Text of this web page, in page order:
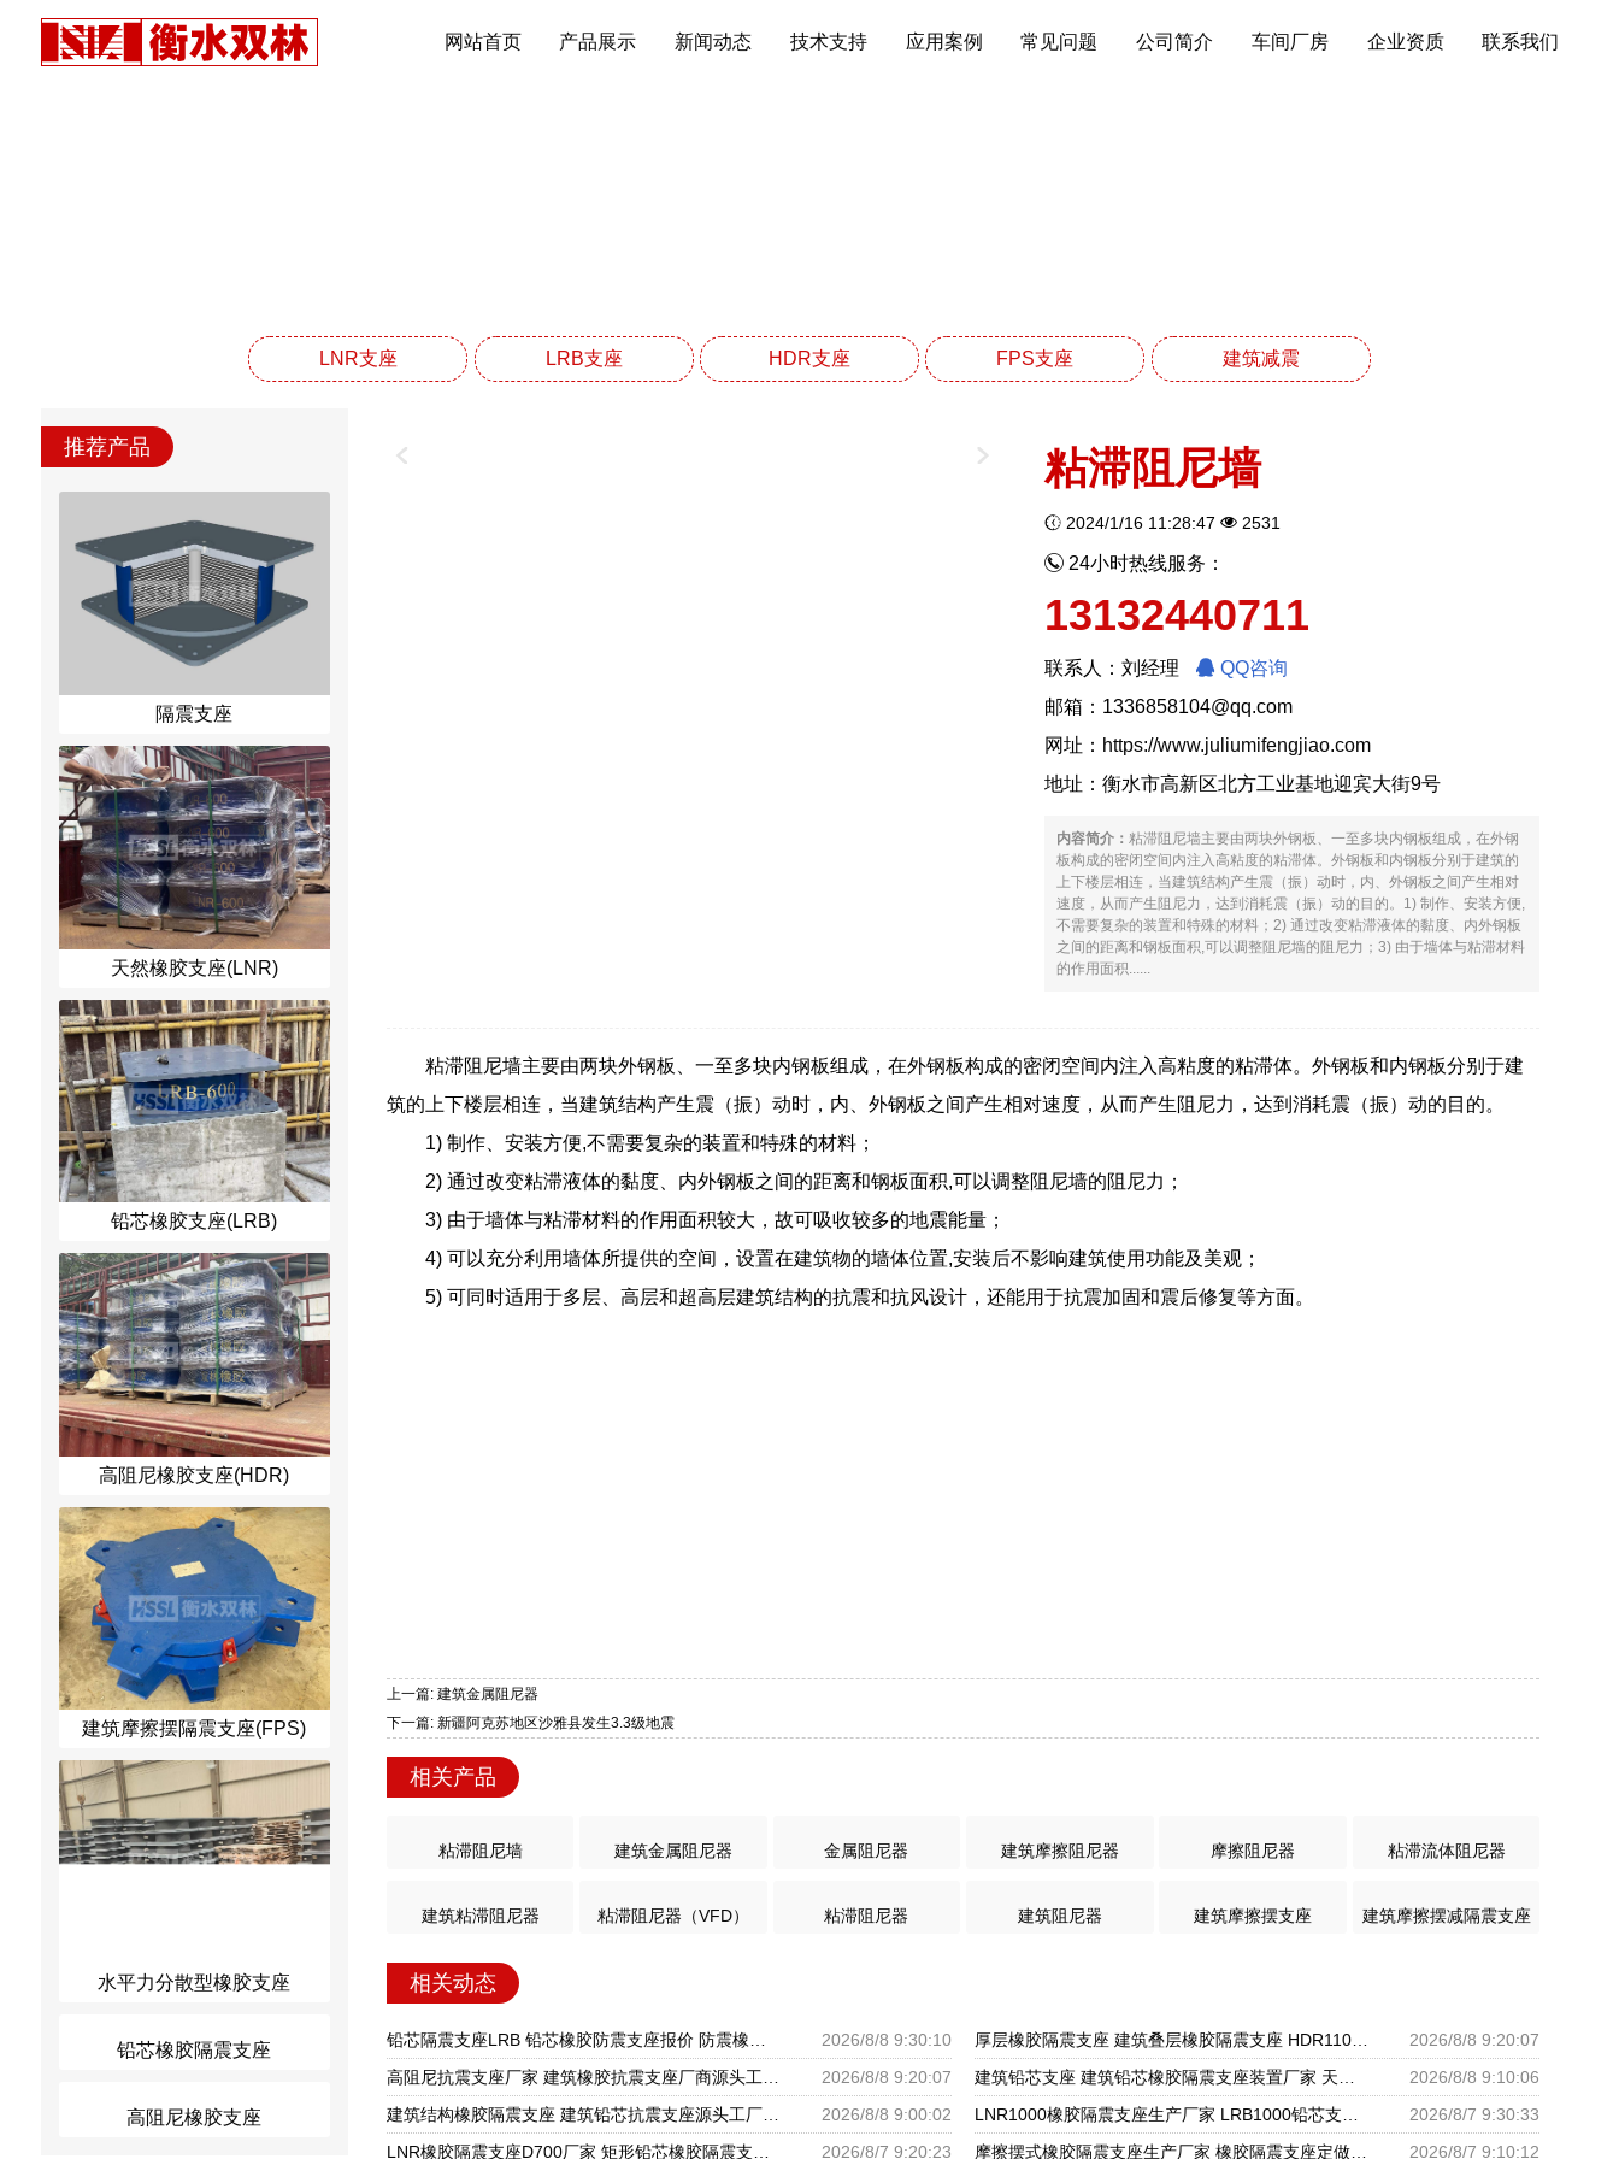
网站首页 产品展示 新闻动态 技术支持 应用案例 常见问题 公司简介 车间厂房 企业资质 联系我们
LNR支座 LRB支座 HDR支座 FPS支座 建筑减震
推荐产品
隔震支座
天然橡胶支座(LNR)
铅芯橡胶支座(LRB)
高阻尼橡胶支座(HDR)
建筑摩擦摆隔震支座(FPS)
水平力分散型橡胶支座
铅芯橡胶隔震支座
高阻尼橡胶支座
粘滞阻尼墙
2024/1/16 11:28:47 2531
24小时热线服务：
13132440711
联系人：刘经理
QQ咨询
邮箱：1336858104@qq.com
网址： https://www.juliumifengjiao.com
地址：衡水市高新区北方工业基地迎宾大街9号
内容简介： 粘滞阻尼墙主要由两块外钢板、一至多块内钢板组成，在外钢
板构成的密闭空间内注入高粘度的粘滞体。外钢板和内钢板分别于建筑的
上下楼层相连，当建筑结构产生震（振）动时，内、外钢板之间产生相对
速度，从而产生阻尼力，达到消耗震（振）动的目的。1) 制作、安装方便,
不需要复杂的装置和特殊的材料；2) 通过改变粘滞液体的黏度、内外钢板
之间的距离和钢板面积,可以调整阻尼墙的阻尼力；3) 由于墙体与粘滞材料
的作用面积......
粘滞阻尼墙主要由两块外钢板、一至多块内钢板组成，在外钢板构成的密闭空间内注入高粘度的粘滞体。外钢板和内钢板分别于建
筑的上下楼层相连，当建筑结构产生震（振）动时，内、外钢板之间产生相对速度，从而产生阻尼力，达到消耗震（振）动的目的。
1) 制作、安装方便,不需要复杂的装置和特殊的材料；
2) 通过改变粘滞液体的黏度、内外钢板之间的距离和钢板面积,可以调整阻尼墙的阻尼力；
3) 由于墙体与粘滞材料的作用面积较大，故可吸收较多的地震能量；
4) 可以充分利用墙体所提供的空间，设置在建筑物的墙体位置,安装后不影响建筑使用功能及美观；
5) 可同时适用于多层、高层和超高层建筑结构的抗震和抗风设计，还能用于抗震加固和震后修复等方面。
上一篇: 建筑金属阻尼器
下一篇: 新疆阿克苏地区沙雅县发生3.3级地震
相关产品
粘滞阻尼墙 建筑金属阻尼器 金属阻尼器 建筑摩擦阻尼器 摩擦阻尼器 粘滞流体阻尼器
建筑粘滞阻尼器 粘滞阻尼器（VFD） 粘滞阻尼器 建筑阻尼器 建筑摩擦摆支座 建筑摩擦摆减隔震支座
相关动态
2026/8/8 9:30:10
2026/8/8 9:20:07
2026/8/8 9:20:07
2026/8/8 9:10:06
建筑结构橡胶隔震支座 建筑铅芯抗震支座源头工厂 建筑铅芯橡胶隔震支座LRB500
2026/8/8 9:00:02
2026/8/7 9:30:33
2026/8/7 9:20:23 2026/8/7 9:10:12